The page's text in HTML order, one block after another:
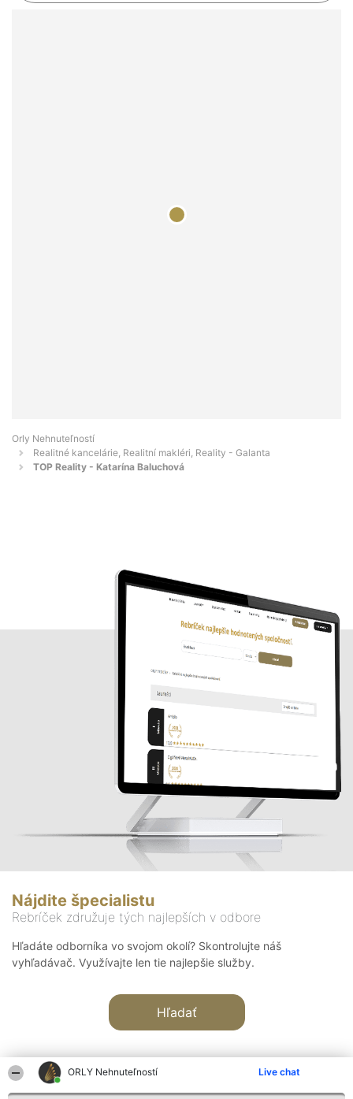
ORLY Nehnuteľností Live chat
Orly Nehnuteľností
Realitné kancelárie, Realitní makléri, Reality - Galanta
TOP Reality - Katarína Baluchová
Nájdite špecialistu
Rebríček združuje tých najlepších v odbore
Hľadáte odborníka vo svojom okolí? Skontrolujte náš
vyhľadávač. Využívajte len tie najlepšie služby.
Hľadať